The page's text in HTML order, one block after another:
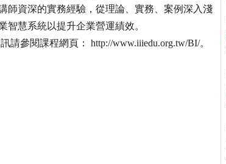
資深的實務經驗，從理論、實務、案例深入淺
慧系統以提升企業營運績效。
參閱課程網頁： http://www.iiiedu.org.tw/BI/。